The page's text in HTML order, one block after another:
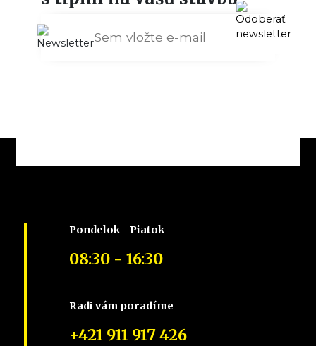
Pondelok - Piatok
08:30 - 16:30
Radi vám poradíme
+421 911 917 426